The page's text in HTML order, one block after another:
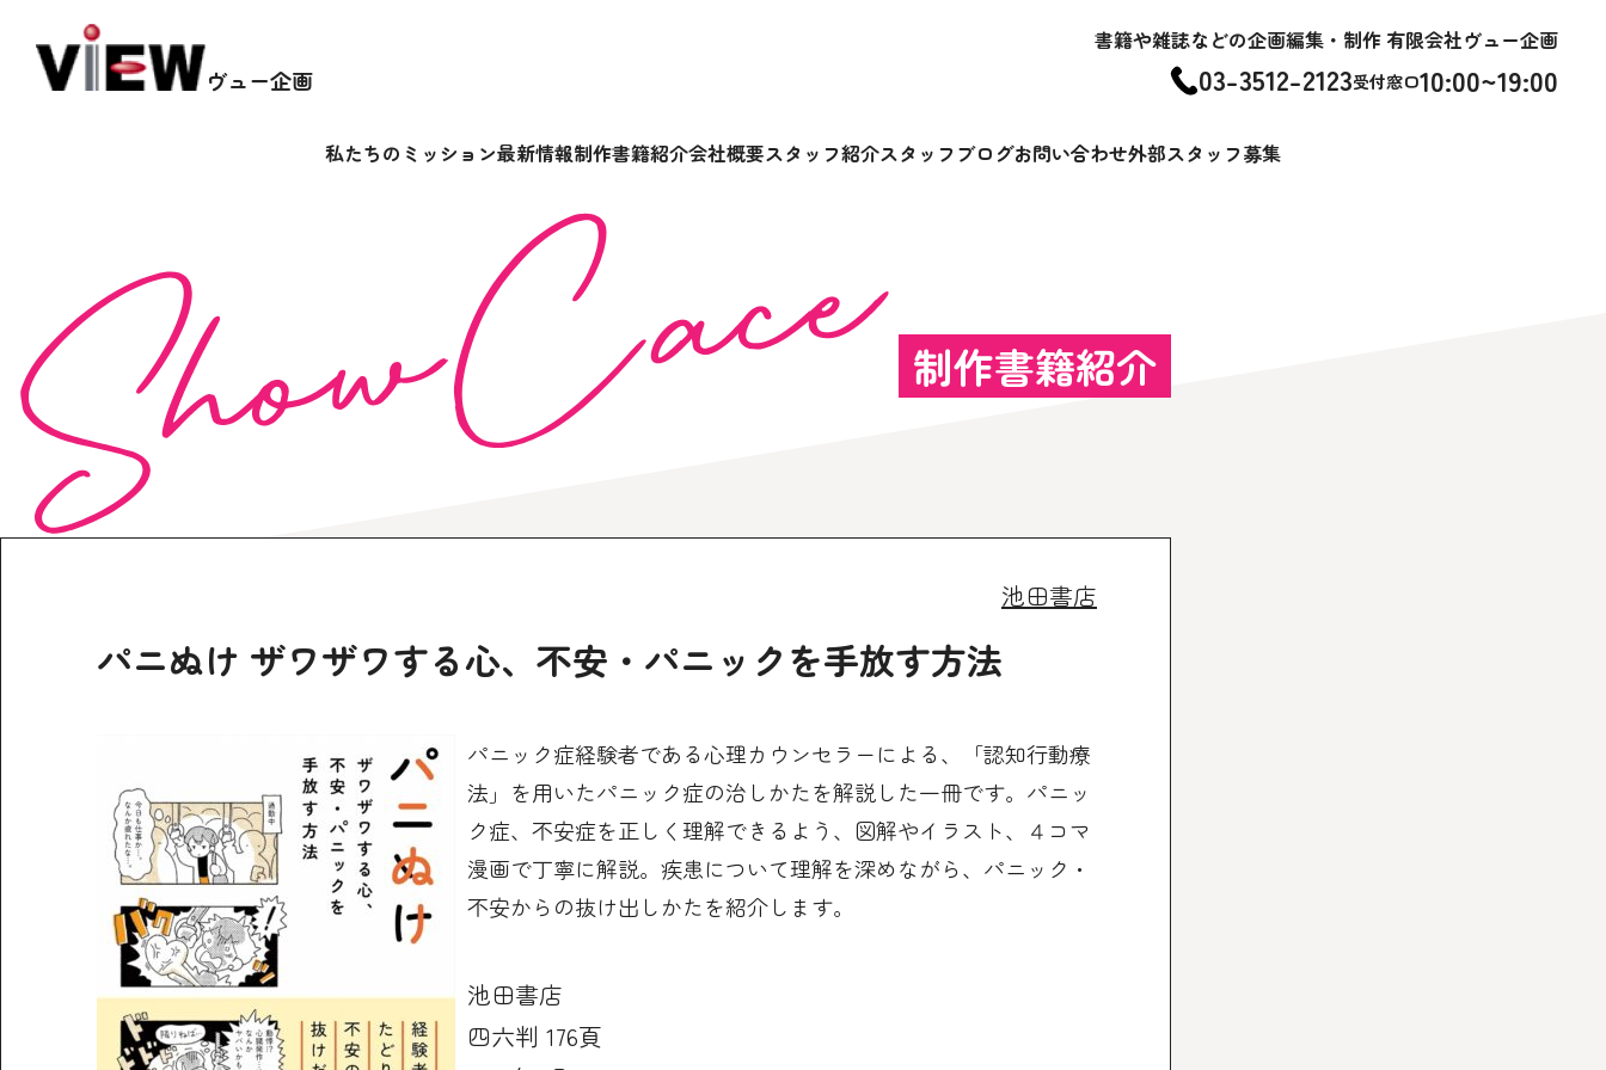
書籍や雑誌などの企画編集・制作 有限会社ヴュー企画
ヴュー企画
私たちのミッション最新情報制作書籍紹介会社概要スタッフ紹介スタッフブログお問い合わせ外部スタッフ募集
03-3512-2123受付窓口10:00~19:00
制作書籍紹介
池田書店
パニぬけ ザワザワする心、不安・パニックを手放す方法
パニック症経験者である心理カウンセラーによる、「認知行動療
法」を用いたパニック症の治しかたを解説した一冊です。パニッ
ク症、不安症を正しく理解できるよう、図解やイラスト、４コマ
漫画で丁寧に解説。疾患について理解を深めながら、パニック・
不安からの抜け出しかたを紹介します。
池田書店
四六判 176頁